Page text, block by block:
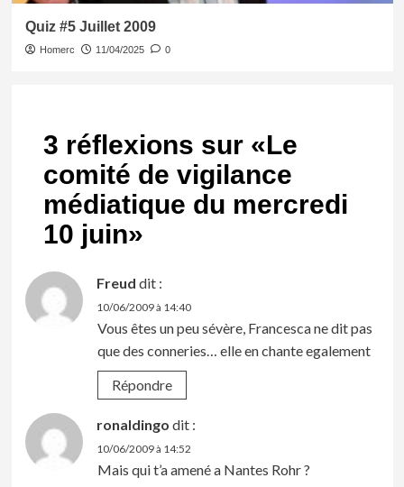
Quiz #5 Juillet 2009
Homerc 11/04/2025 0
3 réflexions sur «Le
comité de vigilance
médiatique du mercredi
10 juin»
Freud dit :
10/06/2009 à 14:40
Vous êtes un peu sévère, Francesca ne dit pas
que des conneries… elle en chante egalement
Répondre
ronaldingo dit :
10/06/2009 à 14:52
Mais qui t’a amené a Nantes Rohr ?